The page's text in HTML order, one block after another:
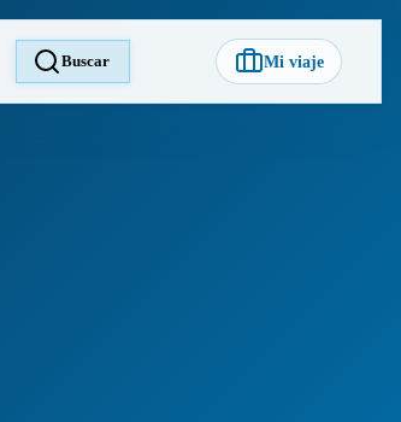
Buscar Mi viaje